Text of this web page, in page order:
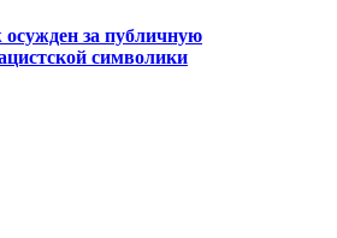
за публичную
символики